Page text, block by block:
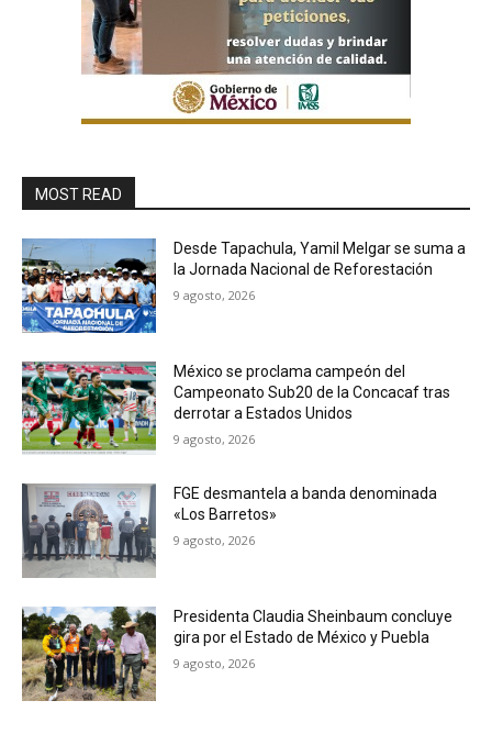
MOST READ
Desde Tapachula, Yamil Melgar se suma a
la Jornada Nacional de Reforestación
9 agosto, 2026
México se proclama campeón del
Campeonato Sub20 de la Concacaf tras
derrotar a Estados Unidos
9 agosto, 2026
FGE desmantela a banda denominada
«Los Barretos»
9 agosto, 2026
Presidenta Claudia Sheinbaum concluye
gira por el Estado de México y Puebla
9 agosto, 2026